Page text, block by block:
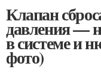
Клапан
давления —
в системе и
фото)